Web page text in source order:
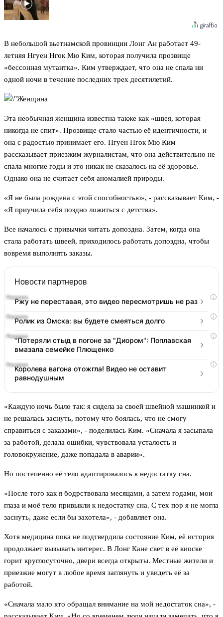
В небольшой вьетнамской провинции Лонг Ан работает 49-
летняя Нгуен Нгок Мю Ким, которая получила прозвище
«бессонная мутантка». Ким утверждает, что она не спала ни
одной ночи в течение последних трех десятилетий.
Эта необычная женщина известна также как «швея, которая
никогда не спит». Прозвище стало частью её идентичности, и
она с радостью принимает его. Нгуен Нгок Мю Ким
рассказывает приезжим журналистам, что она действительно не
спала многие годы и это никак не сказалось на её здоровье.
Однако она не считает себя аномалией природы.
«Я не была рождена с этой способностью», - рассказывает Ким, -
«Я приучила себя поздно ложиться с детства».
Все началось с привычки читать допоздна. Затем, когда она
стала работать швеей, приходилось работать допоздна, чтобы
вовремя выполнять заказы.
Новости партнеров
i
Ржу не переставая, это видео пересмотришь не раз
i
Ролик из Омска: вы будете смеяться долго
i
"Потеряли стыд в погоне за "Диором": Поплавская
вмазала семейке Плющенко
i
Королева вагона отожгла! Видео не оставит
равнодушным
«Каждую ночь было так: я сидела за своей швейной машинкой и
не решалась заснуть, потому что боялась, что не смогу
справиться с заказами», - поделилась Ким. «Сначала я засыпала
за работой, делала ошибки, чувствовала усталость и
головокружение, даже попадала в аварии».
Но постепенно её тело адаптировалось к недостатку сна.
«После того как я бодрствовала месяцами, а затем годами, мои
глаза и моё тело привыкли к недостатку сна. С тех пор я не могла
заснуть, даже если бы захотела», - добавляет она.
Хотя медицина пока не подтвердила состояние Ким, её история
продолжает вызывать интерес. В Лонг Кане свет в её киоске
горит круглосуточно, двери всегда открыты. Местные жители и
приезжие могут в любое время заглянуть и увидеть её за
работой.
«Сначала мало кто обращал внимание на мой недостаток сна», -